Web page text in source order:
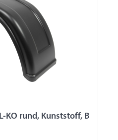
KO rund, Kunststoff, B